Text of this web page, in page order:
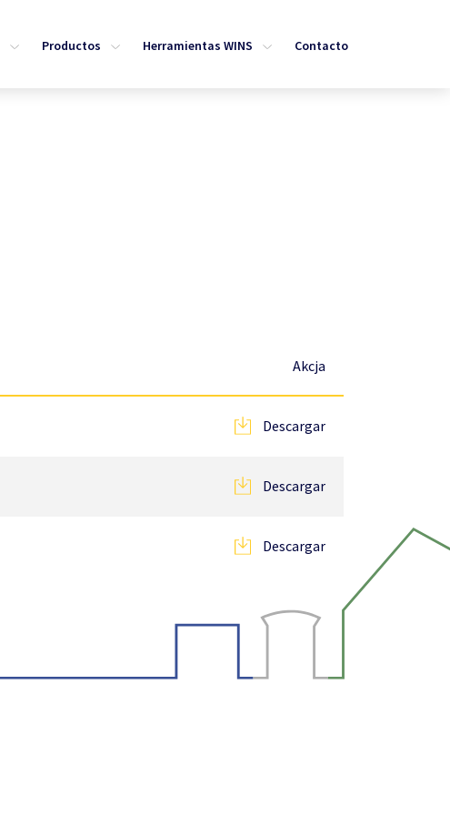
Productos Herramientas WINS Contacto
Akcja
Descargar
Descargar
Descargar